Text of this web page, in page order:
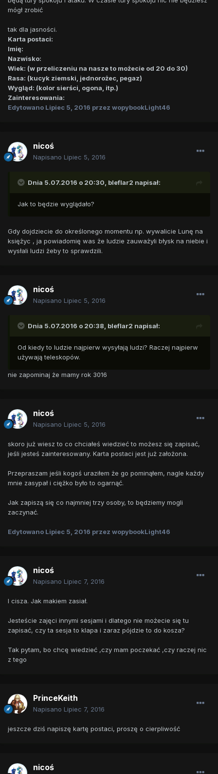
mógł zrobić
tak dla jasności.
Karta postaci:
Imię:
Nazwisko:
Wiek: (w przeliczeniu na nasze to możecie od 20 do 30)
Rasa: (kucyk ziemski, jednorożec, pegaz)
Wygląd: (kolor sierści, ogona, itp.)
Zainteresowania:
Edytowano Lipiec 5, 2016 przez wopybookLight46
nicoś
Napisano Lipiec 5, 2016
Dnia 5.07.2016 o 20:30, bleflar2 napisał:
Jak to będzie wyglądało?
Gdy dojdziecie do określonego momentu np. wywalicie Lunę na
księżyc , ja powiadomię was że ludzie zauważyli błysk na niebie i
wysłali ludzi żeby to sprawdzili.
nicoś
Napisano Lipiec 5, 2016
Dnia 5.07.2016 o 20:38, bleflar2 napisał:
Od kiedy to ludzie najpierw wysyłają ludzi? Raczej najpierw
używają teleskopów.
nie zapominaj że mamy rok 3016
nicoś
Napisano Lipiec 5, 2016
skoro już wiesz to co chciałeś wiedzieć to możesz się zapisać,
jeśli jesteś zainteresowany. Karta postaci jest już założona.
Przepraszam jeśli kogoś uraziłem że go pominąłem, nagle każdy
mnie zasypał i ciężko było to ogarnąć.
Jak zapiszą się co najmniej trzy osoby, to będziemy mogli
zaczynać.
Edytowano Lipiec 5, 2016 przez wopybookLight46
nicoś
Napisano Lipiec 7, 2016
I cisza. Jak makiem zasiał.
Jesteście zajęci innymi sesjami i dlatego nie możecie się tu
zapisać, czy ta sesja to klapa i zaraz pójdzie to do kosza?
Tak pytam, bo chcę wiedzieć ,czy mam poczekać ,czy raczej nic
z tego
PrinceKeith
Napisano Lipiec 7, 2016
jeszcze dziś napiszę kartę postaci, proszę o cierpliwość
nicoś